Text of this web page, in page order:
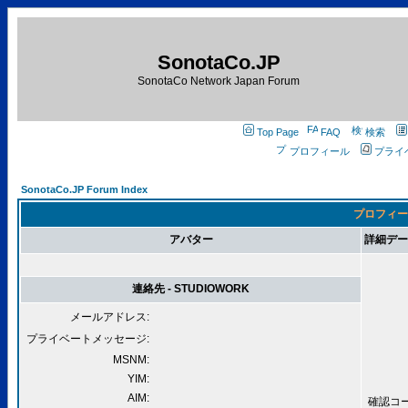
SonotaCo.JP
SonotaCo Network Japan Forum
Top Page FAQ
検索
プロフィール
プライ
SonotaCo.JP Forum Index
プロフィ
アバター
詳細デ
確認コ
連絡先 - STUDIOWORK
メールアドレス:
プライベートメッセージ:
MSNM:
YIM:
AIM: